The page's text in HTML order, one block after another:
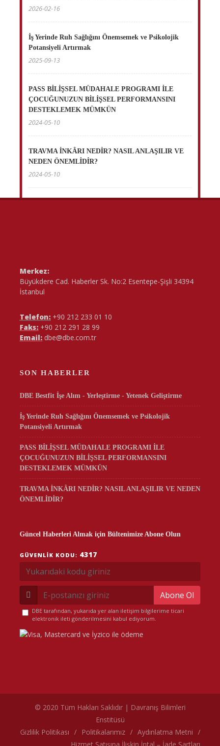
2026-02-16
İş Yerinde Ruh Sağlığını Önemsemek ve Psikolojik
Potansiyeli Artırmak
2025-09-13
PASS BİLİŞSEL MÜDAHALE PROGRAMI İLE
ÇOCUĞUNUZUN BİLİŞSEL PERFORMANSINI
DESTEKLEMEK MÜMKÜN
2024-05-10
TRAVMA İNKÂRI NEDİR? NASIL ANLAŞILIR VE
NEDEN ÖNEMLİDİR?
2024-05-10
Merkez:
Büyükdere Cad. Haberler Sk. No:2 Esentepe-Şişli 34394
İstanbul
Telefon: +90 212 233 01 10
Faks: +90 212 291 28 99
Email: dbe@dbe.com.tr
SON HABERLER
DBE Bestfit İşe Alım - Yerleştirme - Yetenek Geliştirme
İş Yerinde Ruh Sağlığını Önemsemek ve Psikolojik
Potansiyeli Artırmak
PASS BİLİŞSEL MÜDAHALE PROGRAMI İLE
ÇOCUĞUNUZUN BİLİŞSEL PERFORMANSINI
DESTEKLEMEK MÜMKÜN
TRAVMA İNKÂRI NEDİR? NASIL ANLAŞILIR VE NEDEN
ÖNEMLİDİR?
Güncel Haberleri Almak için Bültenimize Abone Olun
GÜVENLIK KODU: 4317
Abone Ol
DBE tarafından, yukarıda yer alan iletişim bilgilerime ticari
elektronik ileti gönderilmesini kabul ediyorum.
© 2020 Tüm Hakları Saklıdır | Davranış Bilimleri
Enstitüsü
Gizlilik Politikası / Politikalarımız / Aydınlatma Metni /